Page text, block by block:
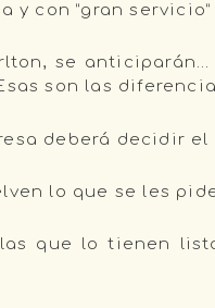
y con “gran
se
son las
deberá decidir
lo que se les
las que lo tienen